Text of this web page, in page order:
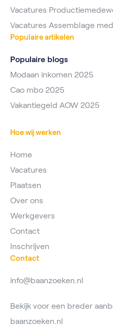
Vacatures
Vacatures Assemblage
Populaire artikelen
Populaire blogs
Modaan inkomen 2025
Cao mbo 2025
Vakantiegeld AOW 2025
Hoe wij werken
Home
Vacatures
Plaatsen
Over ons
Werkgevers
Contact
Inschrijven
Contact
info@baanzoeken.nl
Bekijk voor een breder
baanzoeken.nl